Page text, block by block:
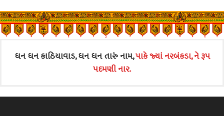
ધન ધન કાઠિયાવાડ, ધન ધન તારું નામ,પાકે જ્યાં નરબંકડા, ને રૂપ
પદમણી નાર.